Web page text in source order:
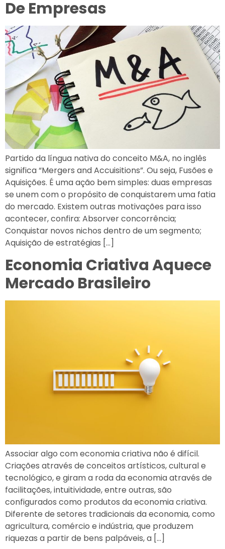
De Empresas
Partido da língua nativa do conceito M&A, no inglês
significa “Mergers and Accuisitions”. Ou seja, Fusões e
Aquisições. É uma ação bem simples: duas empresas
se unem com o propósito de conquistarem uma fatia
do mercado. Existem outras motivações para isso
acontecer, confira: Absorver concorrência;
Conquistar novos nichos dentro de um segmento;
Aquisição de estratégias […]
Economia Criativa Aquece
Mercado Brasileiro
Associar algo com economia criativa não é difícil.
Criações através de conceitos artísticos, cultural e
tecnológico, e giram a roda da economia através de
facilitações, intuitividade, entre outras, são
configurados como produtos da economia criativa.
Diferente de setores tradicionais da economia, como
agricultura, comércio e indústria, que produzem
riquezas a partir de bens palpáveis, a […]